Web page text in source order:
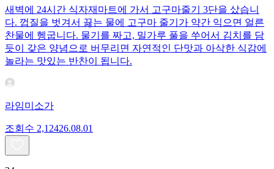
새벽에 24시간 식자재마트에 가서 고구마줄기 3단을 샀습니
다. 껍질을 벗겨서 끓는 물에 고구마 줄기가 약간 익으면 얼른
찬물에 헹굽니다. 물기를 짜고, 밀가루 풀을 쑤어서 김치를 담
듯이 갖은 양념으로 버무리면 자연적인 단맛과 아삭한 식감에
놀라는 맛있는 반찬이 됩니다.
라임미소가
조회수 2,12426.08.01